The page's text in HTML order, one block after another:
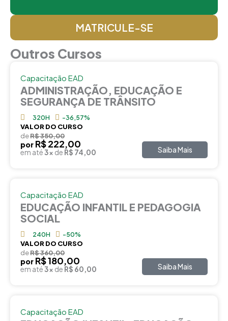
MATRICULE-SE
Outros Cursos
Capacitação EAD
ADMINISTRAÇÃO, EDUCAÇÃO E
SEGURANÇA DE TRÂNSITO
320H -36,57%
VALOR DO CURSO
deR$ 350,00
por R$ 222,00
em até3x de R$ 74,00 Saiba Mais
Capacitação EAD
EDUCAÇÃO INFANTIL E PEDAGOGIA
SOCIAL
240H -50%
VALOR DO CURSO
deR$ 360,00
por R$ 180,00
em até3x de R$ 60,00 Saiba Mais
Capacitação EAD